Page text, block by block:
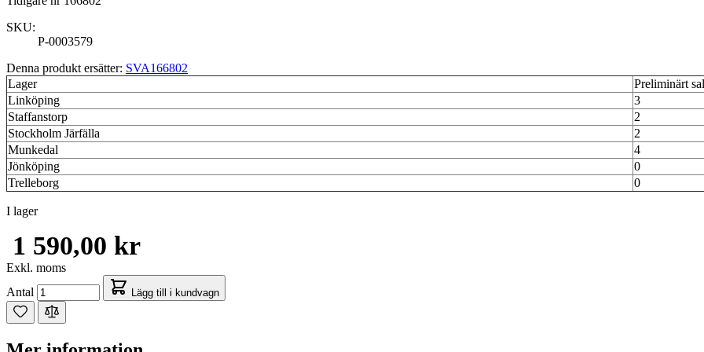
SKU:
P-0003579
Denna produkt ersätter: SVA166802
Lager
Preliminärt
Linköping
3
Staffanstorp
2
Stockholm Järfälla
2
Munkedal
4
Jönköping
0
Trelleborg
0
I lager
1 590,00 kr
Exkl. moms
Antal
Lägg till i kundvagn